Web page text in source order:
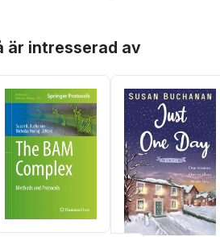
är intresserad av